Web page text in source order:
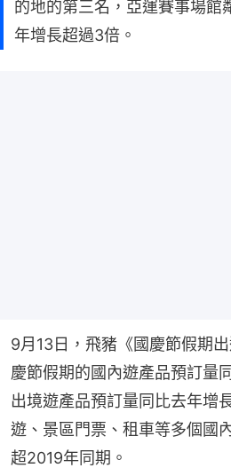
的地的第三名，亞運賽事場館
年增長超過3倍。
9月13日，飛豬《國慶節假期
慶節假期的國內遊產品預訂量
出境遊產品預訂量同比去年增
遊、景區門票、租車等多個國
超2019年同期。